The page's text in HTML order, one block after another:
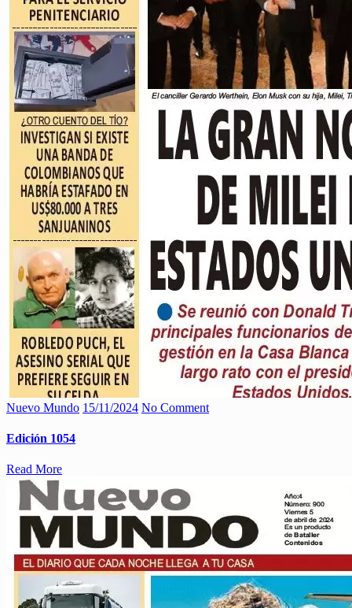
Nuevo Mundo 15/11/2024 No Comment
Edición 1054
Read More